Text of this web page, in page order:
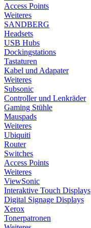
Access Points
Weiteres
SANDBERG
Headsets
USB Hubs
Dockingstations
Tastaturen
Kabel und Adapater
Weiteres
Subsonic
Controller und Lenkräder
Gaming Stühle
Mauspads
Weiteres
Ubiquiti
Router
Switches
Access Points
Weiteres
ViewSonic
Interaktive Touch Displays
Digital Signage Displays
Xerox
Tonerpatronen